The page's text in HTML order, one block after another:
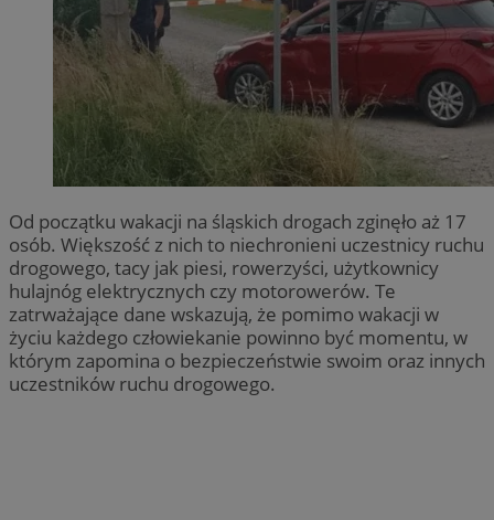
Od początku wakacji na śląskich drogach zginęło aż 17
osób. Większość z nich to niechronieni uczestnicy ruchu
drogowego, tacy jak piesi, rowerzyści, użytkownicy
hulajnóg elektrycznych czy motorowerów. Te
zatrważające dane wskazują, że pomimo wakacji w
życiu każdego człowiekanie powinno być momentu, w
którym zapomina o bezpieczeństwie swoim oraz innych
uczestników ruchu drogowego.